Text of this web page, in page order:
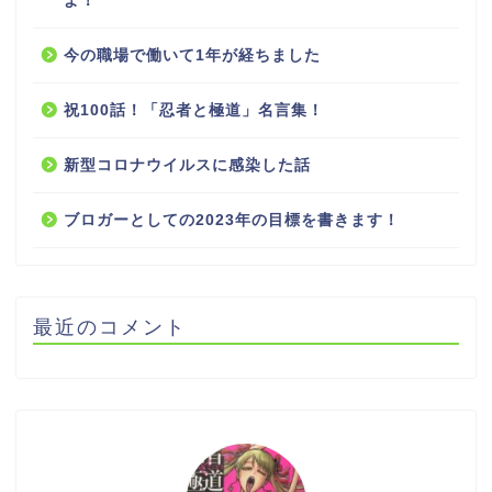
今の職場で働いて1年が経ちました
祝100話！「忍者と極道」名言集！
新型コロナウイルスに感染した話
ブロガーとしての2023年の目標を書きます！
最近のコメント